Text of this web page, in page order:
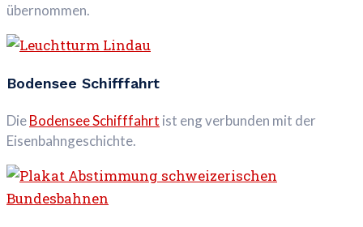
übernommen.
Bodensee Schifffahrt
DieBodensee Schifffahrt ist eng verbunden mit der
Eisenbahngeschichte.